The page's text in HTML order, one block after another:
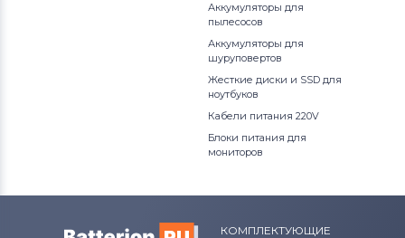
Аккумуляторы для
пылесосов
Аккумуляторы для
шуруповертов
Жесткие диски и SSD для
ноутбуков
Кабели питания 220V
Блоки питания для
мониторов
КОМПЛЕКТУЮЩИЕ